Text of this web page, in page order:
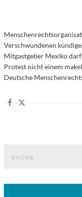
Verschwundenen
Mitgastgeber Mexiko
Protest nicht einem
Deutsche
nach: